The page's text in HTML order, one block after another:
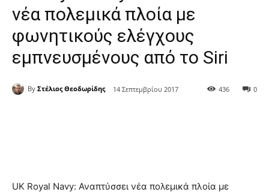
νέα πολεμικά πλοία με
φωνητικούς ελέγχους
εμπνευσμένους από το Siri
By Στέλιος Θεοδωρίδης 14 Σεπτεμβρίου 2017 0
436
UK Royal Navy: Αναπτύσσει νέα πολεμικά πλοία με